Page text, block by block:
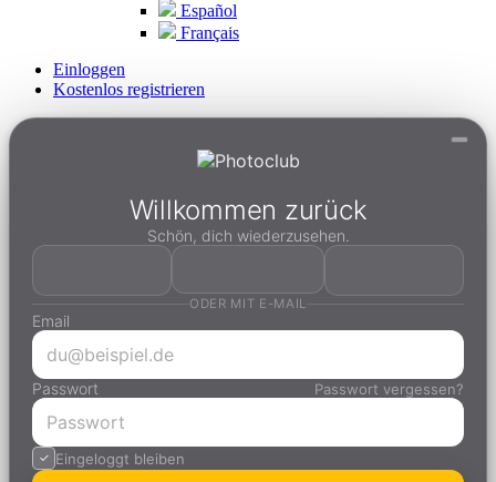
Español
Français
Einloggen
Kostenlos registrieren
Willkommen zurück
Schön, dich wiederzusehen.
ODER MIT E-MAIL
Email
Passwort Passwort vergessen?
Eingeloggt bleiben